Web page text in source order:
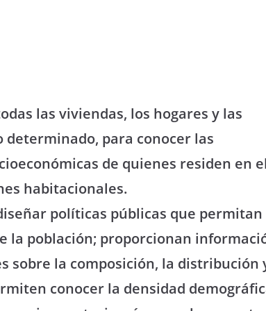
las viviendas, los hogares y las
para conocer las
de quienes residen en el
habitacionales.
políticas públicas que permitan
la población; proporcionan
sobre la composición, la distribución
conocer la densidad